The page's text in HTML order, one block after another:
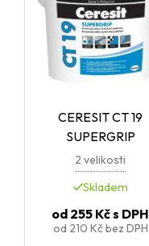
CERESIT CT 19
SUPERGRIP
2 velikosti
Skladem
od 255 Kčs DPH
od 210 Kčbez DPH